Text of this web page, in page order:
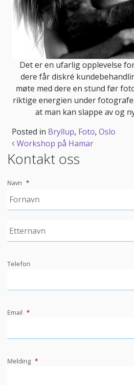
Det er en ufarlig opplevelse
dere får diskré
møte med dere en stund før
riktige energien under
at man kan slappe av og
Posted in Bryllup, Foto, Oslo
Post
navigation
Workshop på Hamar
Kontakt oss
Navn *
Telefon
Email *
Melding *